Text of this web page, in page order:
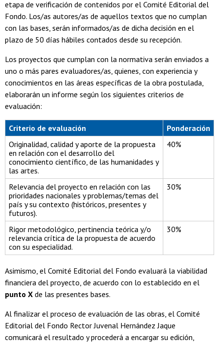
etapa de verificación de contenidos por el Comité Editorial del
Fondo. Los/as autores/as de aquellos textos que no cumplan
con las bases, serán informados/as de dicha decisión en el
plazo de 50 días hábiles contados desde su recepción.
Los proyectos que cumplan con la normativa serán enviados a
uno o más pares evaluadores/as, quienes, con experiencia y
conocimientos en las áreas específicas de la obra postulada,
elaborarán un informe según los siguientes criterios de
evaluación:
Criterio de evaluación
Ponderación
Originalidad, calidad y aporte de la propuesta
en relación con el desarrollo del
conocimiento científico, de las humanidades y
las artes.
40%
Relevancia del proyecto en relación con las
prioridades nacionales y problemas/temas del
país y su contexto (históricos, presentes y
futuros).
30%
Rigor metodológico, pertinencia teórica y/o
relevancia crítica de la propuesta de acuerdo
con su especialidad.
30%
Asimismo, el Comité Editorial del Fondo evaluará la viabilidad
financiera del proyecto, de acuerdo con lo establecido en el
punto X de las presentes bases.
Al finalizar el proceso de evaluación de las obras, el Comité
Editorial del Fondo Rector Juvenal Hernández Jaque
comunicará el resultado y procederá a encargar su edición,